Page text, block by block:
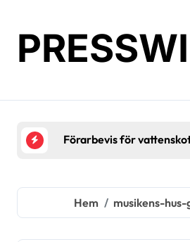
innehåll
Förarbevis för
Hem musikens-